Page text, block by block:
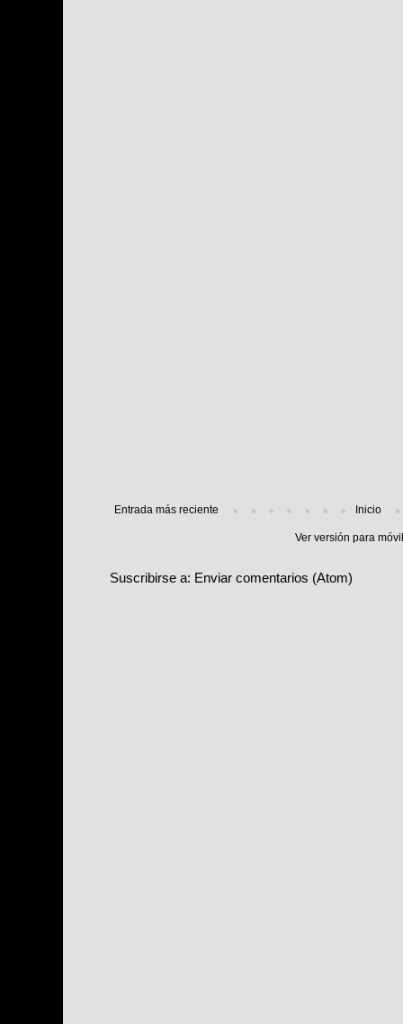
Entrada más reciente Inicio
Ver versión para
Suscribirse a: Enviar comentarios (Atom)